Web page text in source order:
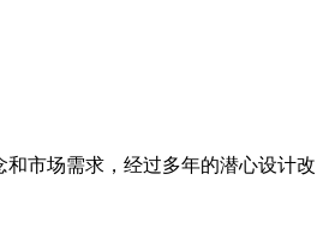
市场需求，经过多年的潜心设计改